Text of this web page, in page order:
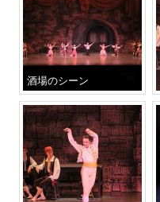
酒場のシーン